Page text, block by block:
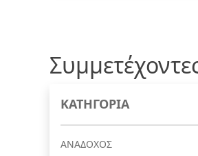
ΚΑΤΗΓΟΡΙΑ
ΑΝΑΔΟΧΟΣ